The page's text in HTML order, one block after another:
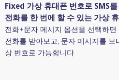
Fixed 가상 휴대폰 번호로 SMS
전화를 한 번에 할 수 있는 가상
전화+문자 메시지 옵션을 선택하
전화를 받아보고, 문자 메시지를
상 번호로 가능합니다.